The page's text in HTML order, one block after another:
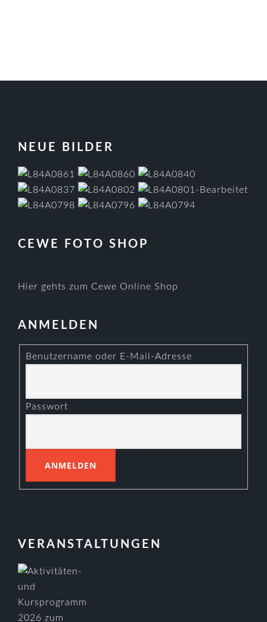
FOOTER
NEUE BILDER
CEWE FOTO SHOP
Hier gehts zum Cewe Online Shop
ANMELDEN
Benutzername oder E-Mail-Adresse
Passwort
VERANSTALTUNGEN